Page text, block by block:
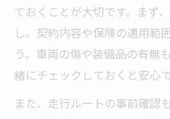
ておくことが大切です。まず
し、契約内容や保険の適用範
う。車両の傷や装備品の有無
緒にチェックしておくと安心で
また、走行ルートの事前確認